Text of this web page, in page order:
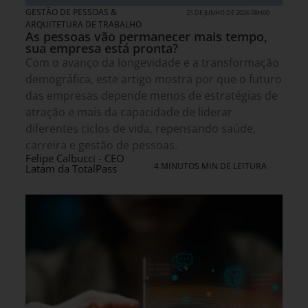
GESTÃO DE PESSOAS &
ARQUITETURA DE TRABALHO
25 DE JUNHO DE 2026 08H00
As pessoas vão permanecer mais tempo,
sua empresa está pronta?
Com o avanço da longevidade e a transformação
demográfica, este artigo mostra por que o futuro
das empresas depende menos de estratégias de
atração e mais da capacidade de liderar
diferentes ciclos de vida, repensando saúde,
carreira e gestão de pessoas.
Felipe Calbucci - CEO
Latam da TotalPass 4 MINUTOS MIN DE LEITURA